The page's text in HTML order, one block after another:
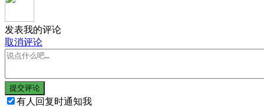
发表我的评论
取消评论
提交评论
有人回复时通知我